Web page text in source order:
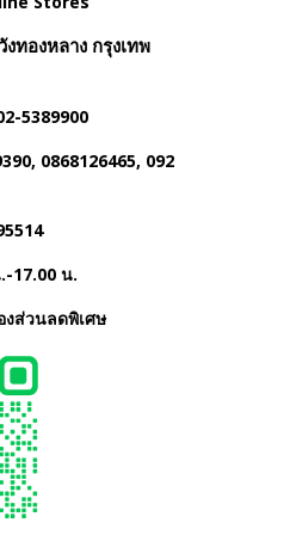
ทองหลาง กรุงเทพ
5389900
0868126465, 092
17.00 น.
งส่วนลดพิเศษ